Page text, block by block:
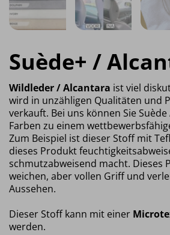
Suède+ /
Wildleder / Alcantara ist viel
wird in unzähligen Qualitäten und
verkauft. Bei uns können Sie
Farben zu einem
Zum Beispiel ist dieser Stoff mit
dieses Produkt
schmutzabweisend macht. Dieses
weichen, aber vollen Griff und
Aussehen.
Dieser Stoff kann mit einer
werden.